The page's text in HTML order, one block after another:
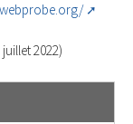
juillet 2022)